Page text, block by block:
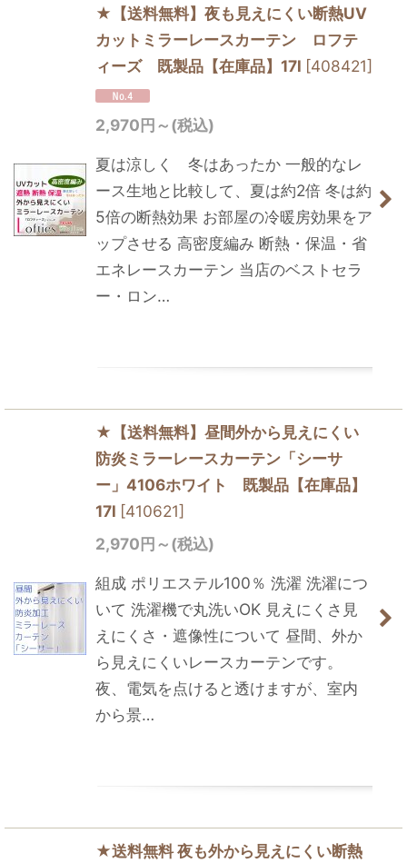
★【送料無料】夜も見えにくい断熱UV
カットミラーレースカーテン ロフテ
ィーズ 既製品【在庫品】17l [408421]
2,970円～(税込)
夏は涼しく 冬はあったか 一般的なレ
ース生地と比較して、夏は約2倍 冬は約
5倍の断熱効果 お部屋の冷暖房効果をア
ップさせる 高密度編み 断熱・保温・省
エネレースカーテン 当店のベストセラ
ー・ロン…
★【送料無料】昼間外から見えにくい
防炎ミラーレースカーテン「シーサ
ー」4106ホワイト 既製品【在庫品】
17l [410621]
2,970円～(税込)
組成 ポリエステル100％ 洗濯 洗濯につ
いて 洗濯機で丸洗いOK 見えにくさ見
えにくさ・遮像性について 昼間、外か
ら見えにくいレースカーテンです。
夜、電気を点けると透けますが、室内
から景…
★送料無料 夜も外から見えにくい断熱